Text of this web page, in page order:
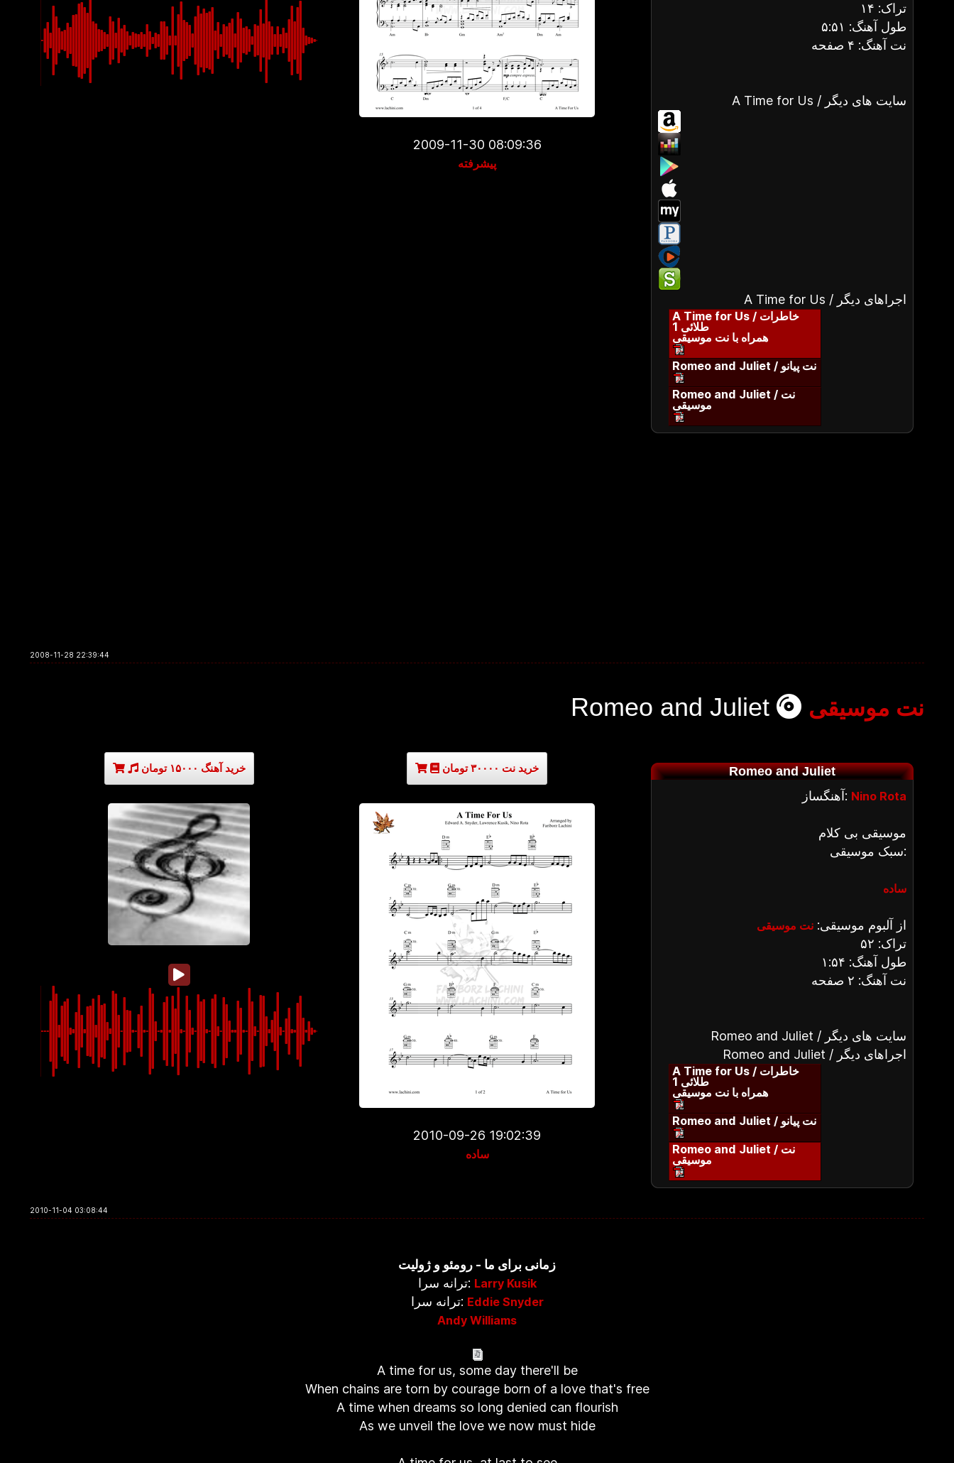
2009-11-30 08:09:36
پیشرفته
تراک: ۱۴
طول آهنگ: ۵:۵۱
نت آهنگ: ۴ صفحه
A Time for Us / سایت های دیگر
A Time for Us / اجراهای دیگر
A Time for Us / خاطرات
طلائی 1
همراه با نت موسیقی
Romeo and Juliet / نت پیانو
Romeo and Juliet / نت
موسیقی
2008-11-28 22:39:44
Romeo and Juliet نت موسیقی
خرید آهنگ ۱۵۰۰۰ تومان خرید نت ۳۰۰۰۰ تومان
2010-09-26 19:02:39
ساده
Romeo and Juliet
آهنگساز: Nino Rota
موسیقی بی کلام
سبک موسیقی:
ساده
از آلبوم موسیقی: نت موسیقی
تراک: ۵۲
طول آهنگ: ۱:۵۴
نت آهنگ: ۲ صفحه
Romeo and Juliet / سایت های دیگر
Romeo and Juliet / اجراهای دیگر
A Time for Us / خاطرات
طلائی 1
همراه با نت موسیقی
Romeo and Juliet / نت پیانو
Romeo and Juliet / نت
موسیقی
2010-11-04 03:08:44
زمانی برای ما - رومئو و ژولیت
ترانه سرا: Larry Kusik
ترانه سرا: Eddie Snyder
Andy Williams
A time for us, some day there'll be
When chains are torn by courage born of a love that's free
A time when dreams so long denied can flourish
As we unveil the love we now must hide